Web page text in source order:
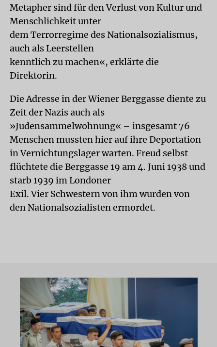
Metapher sind für den Verlust von Kultur und
Menschlichkeit unter
dem Terrorregime des Nationalsozialismus,
auch als Leerstellen
kenntlich zu machen«, erklärte die
Direktorin.
Die Adresse in der Wiener Berggasse diente zu
Zeit der Nazis auch als
»Judensammelwohnung« – insgesamt 76
Menschen mussten hier auf ihre Deportation
in Vernichtungslager warten. Freud selbst
flüchtete die Berggasse 19 am 4. Juni 1938 und
starb 1939 im Londoner
Exil. Vier Schwestern von ihm wurden von
den Nationalsozialisten ermordet.